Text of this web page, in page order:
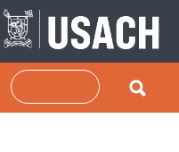
Skip to main content
Search